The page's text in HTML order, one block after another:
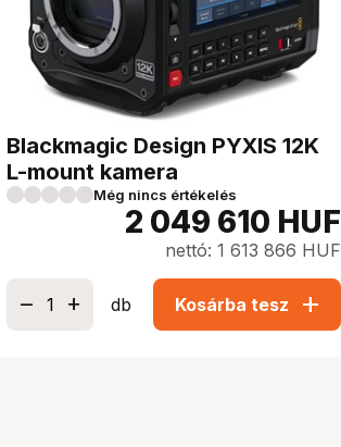
Blackmagic Design PYXIS 12K
L-mount kamera
Még nincs értékelés
2 049 610 HUF
nettó: 1 613 866 HUF
db Kosárba tesz add